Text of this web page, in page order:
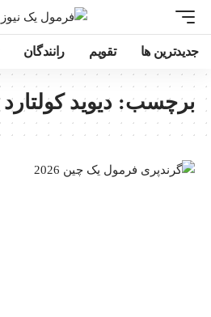
جدیدترین ها تقویم رانندگان
برچسب: دیوید کولتارد